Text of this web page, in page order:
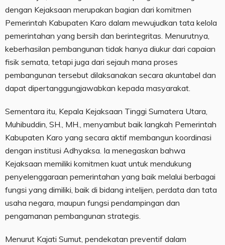
dengan Kejaksaan merupakan bagian dari komitmen
Pemerintah Kabupaten Karo dalam mewujudkan tata kelola
pemerintahan yang bersih dan berintegritas. Menurutnya,
keberhasilan pembangunan tidak hanya diukur dari capaian
fisik semata, tetapi juga dari sejauh mana proses
pembangunan tersebut dilaksanakan secara akuntabel dan
dapat dipertanggungjawabkan kepada masyarakat.
Sementara itu, Kepala Kejaksaan Tinggi Sumatera Utara,
Muhibuddin, SH., MH., menyambut baik langkah Pemerintah
Kabupaten Karo yang secara aktif membangun koordinasi
dengan institusi Adhyaksa. Ia menegaskan bahwa
Kejaksaan memiliki komitmen kuat untuk mendukung
penyelenggaraan pemerintahan yang baik melalui berbagai
fungsi yang dimiliki, baik di bidang intelijen, perdata dan tata
usaha negara, maupun fungsi pendampingan dan
pengamanan pembangunan strategis.
Menurut Kajati Sumut, pendekatan preventif dalam